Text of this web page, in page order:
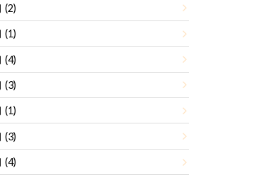
(2)
(1)
(4)
(3)
(1)
(3)
(4)